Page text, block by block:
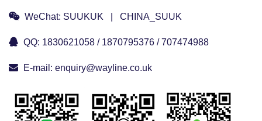
WeChat: SUUKUK | CHINA_SUUK
QQ: 1830621058 / 1870795376 / 707474988
E-mail: enquiry@wayline.co.uk